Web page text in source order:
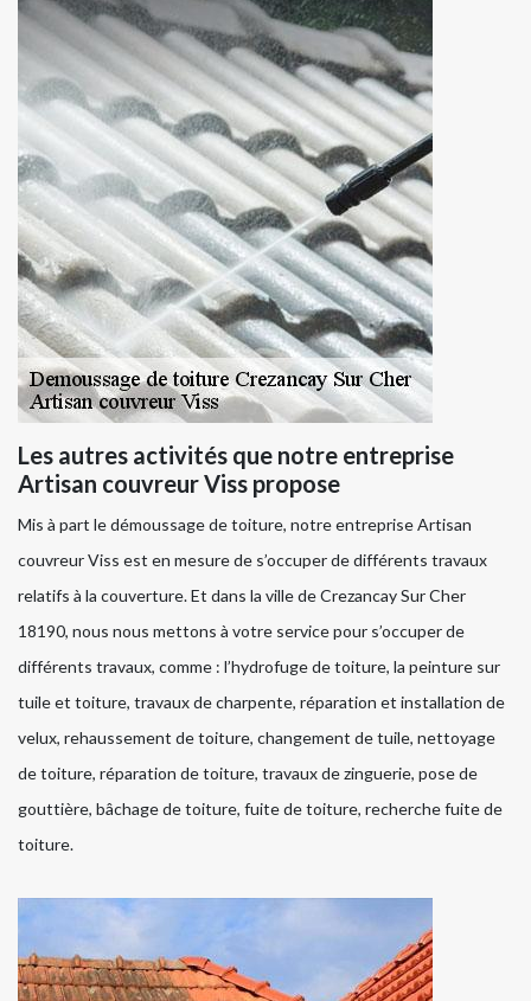
Les autres activités que notre entreprise
Artisan couvreur Viss propose
Mis à part le démoussage de toiture, notre entreprise Artisan
couvreur Viss est en mesure de s’occuper de différents travaux
relatifs à la couverture. Et dans la ville de Crezancay Sur Cher
18190, nous nous mettons à votre service pour s’occuper de
différents travaux, comme : l’hydrofuge de toiture, la peinture sur
tuile et toiture, travaux de charpente, réparation et installation de
velux, rehaussement de toiture, changement de tuile, nettoyage
de toiture, réparation de toiture, travaux de zinguerie, pose de
gouttière, bâchage de toiture, fuite de toiture, recherche fuite de
toiture.